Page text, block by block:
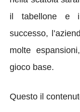
il tabellone e i
successo,
molte
gioco base.
Questo il